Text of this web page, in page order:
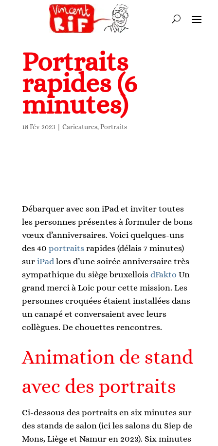
Portraits
rapides (6
minutes)
18 Fév 2023 Caricatures, Portraits
Débarquer avec son iPad et inviter toutes
les personnes présentes à formuler de bons
vœux d’anniversaires. Voici quelques-uns
des 40 portraitsrapides (délais 7 minutes)
sur iPad lors d’une soirée anniversaire très
sympathique du siège bruxellois dFakto Un
grand merci à Loic pour cette mission. Les
personnes croquées étaient installées dans
un canapé et conversaient avec leurs
collègues. De chouettes rencontres.
Animation de stand
avec des portraits
Ci-dessous des portraits en six minutes sur
des stands de salon (ici les salons du Siep de
Mons, Liège et Namur en 2023). Six minutes